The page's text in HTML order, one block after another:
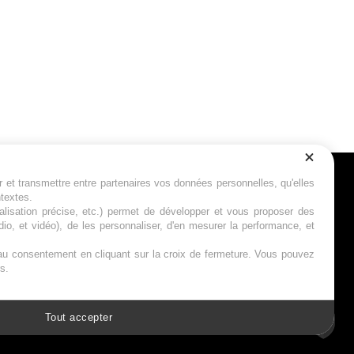
nous
transmettre entre partenaires vos données personnelles, qu'elles
précise, etc.) permet de développer et vous proposer des
et vidéo), de les personnaliser, d'en mesurer la performance, et
en cliquant sur la croix de fermeture. Vous pouvez
Tout accepter